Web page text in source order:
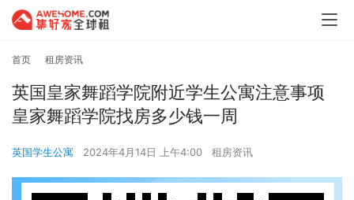
首页 租房资讯
英国皇家舞蹈学院附近学生公寓注意事项
皇家舞蹈学院找房多少钱一周
英国学生公寓 2024年4月14日 上午4:00 租房资讯